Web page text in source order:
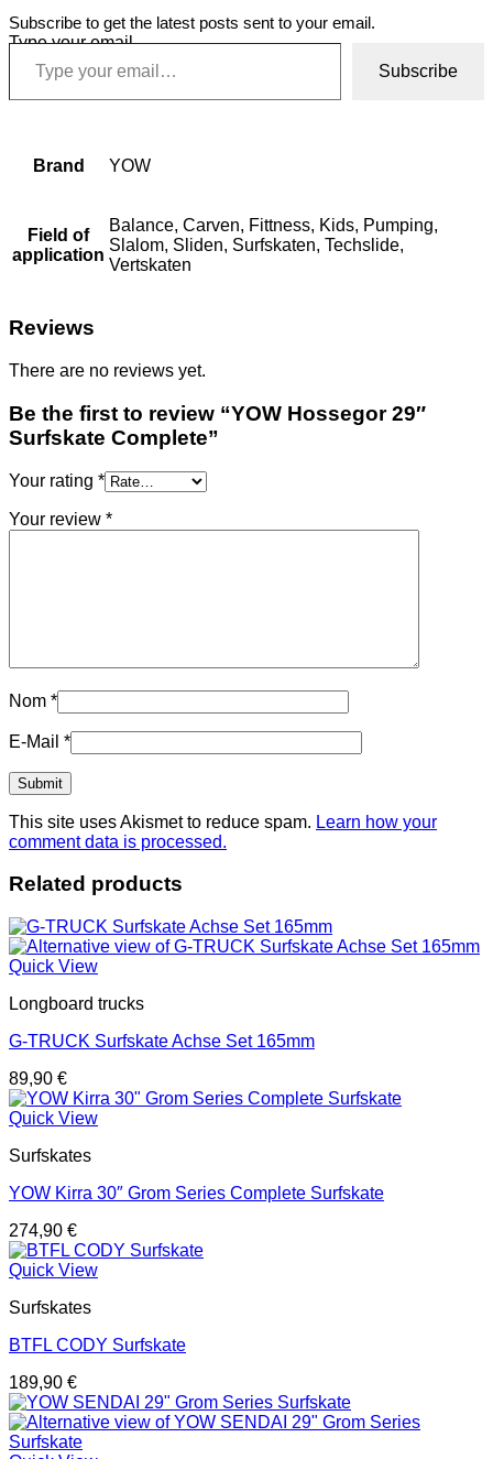
Subscribe to get the latest posts sent to your email.
Type your email…
Subscribe
Brand YOW
Field of
application
Balance, Carven, Fittness, Kids, Pumping,
Slalom, Sliden, Surfskaten, Techslide,
Vertskaten
Reviews
There are no reviews yet.
Be the first to review “YOW Hossegor 29″
Surfskate Complete”
Your rating *
Your review *
Nom *
E-Mail *
This site uses Akismet to reduce spam. Learn how your
comment data is processed.
Related products
Quick View
Longboard trucks
G-TRUCK Surfskate Achse Set 165mm
89,90 €
Quick View
Surfskates
YOW Kirra 30″ Grom Series Complete Surfskate
274,90 €
Quick View
Surfskates
BTFL CODY Surfskate
189,90 €